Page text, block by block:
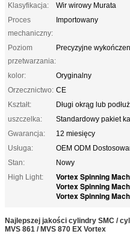
Klasyfikacja:
Wir wirowy Murata
Proces
mechaniczny:
Importowany
Poziom
przetwarzania:
Precyzyjne
kolor:
Oryginalny
Orzecznictwo: CE
Kształt:
Długi okrąg lub
uszczelka:
Standardowy pakiet
Gwarancja:
12 miesięcy
Usługa:
OEM ODM
Stan:
Nowy
High Light:
Vortex Spinning
Vortex Spinning
Vortex Spinning
Najlepszej jakości cylindry SMC /
MVS 861 / MVS 870 EX Vortex